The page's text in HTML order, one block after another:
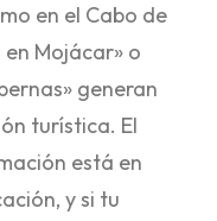
en el Cabo de
Mojácar» o
generan
turística. El
está en
y si tu